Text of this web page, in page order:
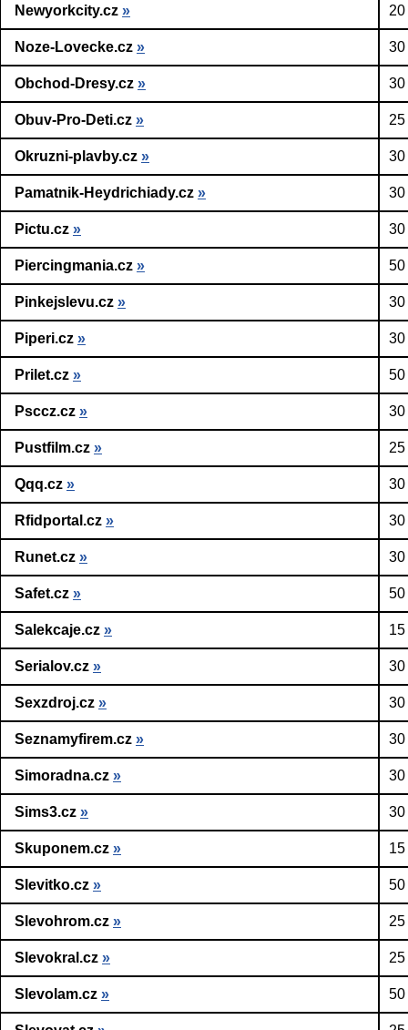
Newyorkcity.cz »
Noze-Lovecke.cz » 30
Obchod-Dresy.cz » 30
Obuv-Pro-Deti.cz »
Okruzni-plavby.cz » 30
Pamatnik-Heydrichiady.cz » 30
Pictu.cz » 30
Piercingmania.cz » 50
Pinkejslevu.cz » 30
Piperi.cz » 30
Prilet.cz » 50
Psccz.cz » 30
Pustfilm.cz »
Qqq.cz » 30
Rfidportal.cz » 30
Runet.cz » 30
Safet.cz » 50
Salekcaje.cz »
Serialov.cz » 30
Sexzdroj.cz » 30
Seznamyfirem.cz » 30
Simoradna.cz » 30
Sims3.cz » 30
Skuponem.cz »
Slevitko.cz » 50
Slevohrom.cz »
Slevokral.cz »
Slevolam.cz » 50